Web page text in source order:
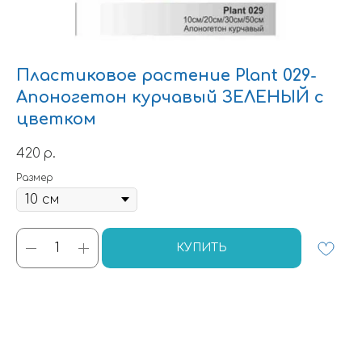
Пластиковое растение Plant 029-
Апоногетон курчавый ЗЕЛЕНЫЙ с
цветком
420 р.
Размер
КУПИТЬ